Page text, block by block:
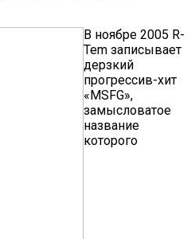
В ноябре 2005 R-
Tem записывает
дерзкий
прогрессив-хит
«MSFG»,
замысловатое
название
которого